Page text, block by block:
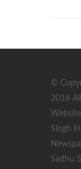
©
2016
Singh
Sadhu